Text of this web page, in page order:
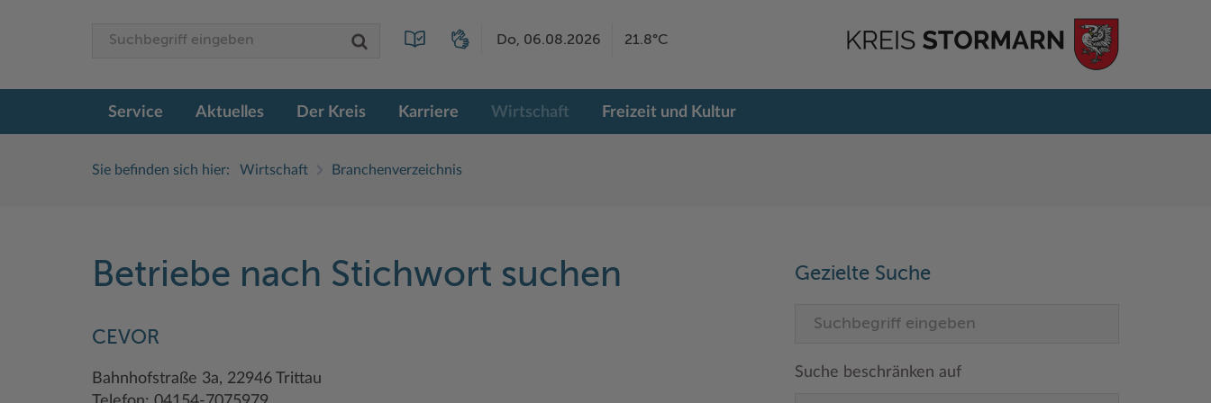
Do, 06.08.2026 21.8°C
Service Aktuelles Der Kreis Karriere Wirtschaft Freizeit und Kultur
Sie befinden sich hier: Wirtschaft Branchenverzeichnis
Betriebe nach Stichwort suchen
CEVOR
Bahnhofstraße 3a, 22946 Trittau
Gezielte Suche
Suche beschränken auf